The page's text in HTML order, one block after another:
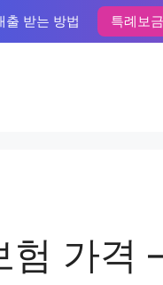
출 받는 방법 특례보
가격